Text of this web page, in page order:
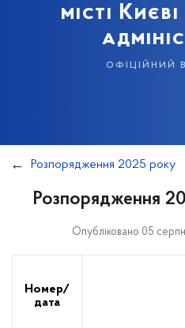
місті
офіційний
Розпорядження 2025 року
Розпорядження
Опубліковано 05
Номер/
дата